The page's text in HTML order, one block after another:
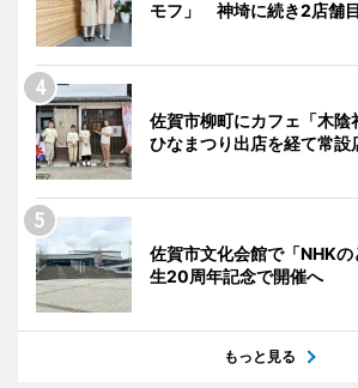
モフ」 神埼に続き2店舗目
佐賀市柳町にカフェ「木
ひなまつり出店を経て常設
佐賀市文化会館で「NHK
生20周年記念で開催へ
もっと見る